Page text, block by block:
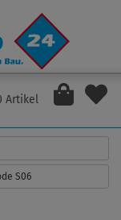
Artikel
S06